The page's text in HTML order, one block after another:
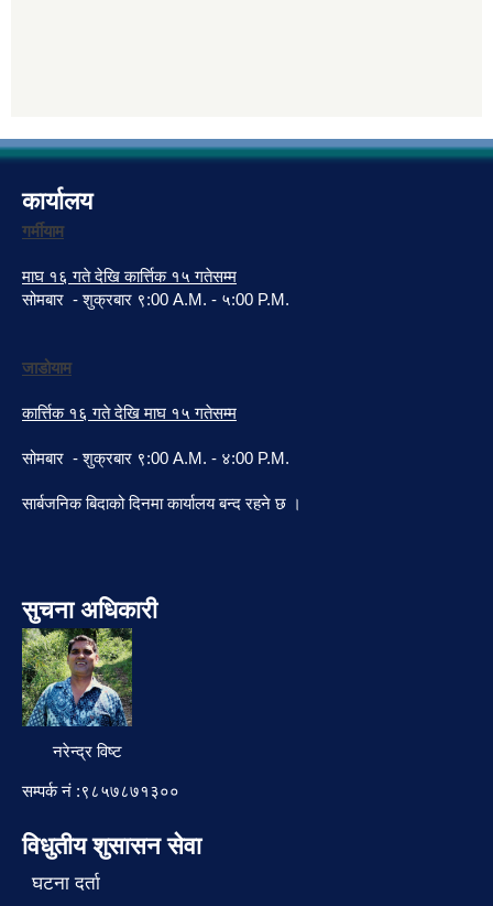
कार्यालय
गर्मीयाम
माघ १६ गते देखि कार्त्तिक १५ गतेसम्म
सोमबार - शुक्रबार ९:00 A.M. - ५:00 P.M.
जाडोयाम
कार्त्तिक १६ गते देखि माघ १५ गतेसम्म
सोमबार - शुक्रबार ९:00 A.M. - ४:00 P.M.
सार्बजनिक बिदाको दिनमा कार्यालय बन्द रहने छ ।
सुचना अधिकारी
नरेन्द्र विष्ट
सम्पर्क नं :९८५७८७१३००
विधुतीय शुसासन सेवा
घटना दर्ता